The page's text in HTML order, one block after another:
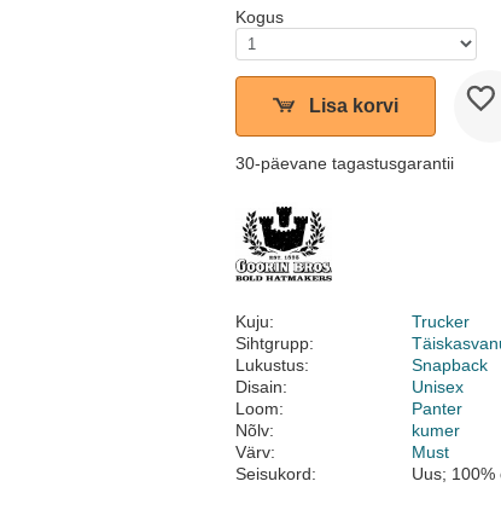
Kogus
Lisa korvi
30-päevane tagastusgarantii
Kuju:
Trucker
Sihtgrupp:
Lukustus:
Snapback
Disain:
Unisex
Loom:
Panter
Nõlv:
kumer
Värv:
Must
Seisukord:
Uus; 100%